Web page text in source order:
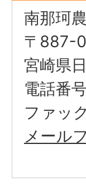
南那珂
〒887-
宮崎県
電話番
ファッ
メール